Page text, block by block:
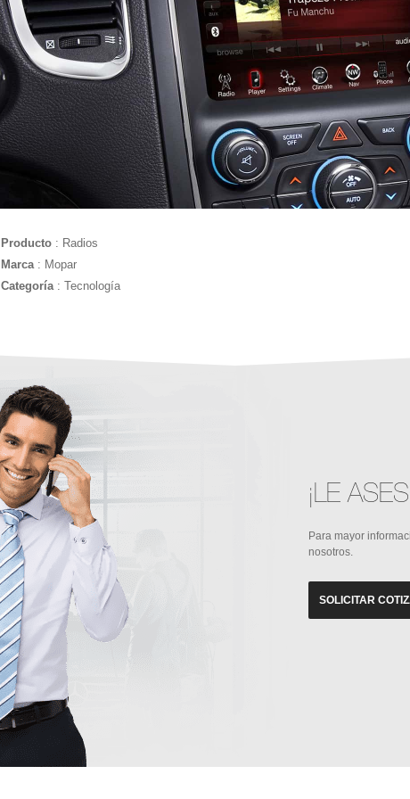
Producto : Radios
Marca : Mopar
Categoría : Tecnología
¡LE
Para mayor
nosotros.
SOLICITAR